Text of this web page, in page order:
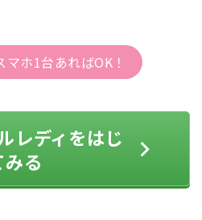
ホ1台あればOK！
レディをはじ
みる